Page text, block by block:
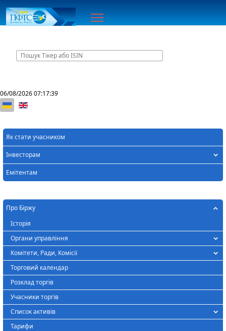
06/08/202607:17:39
Оберіть свою мову
Як стати учасником
Інвесторам
Емітентам
Про Біржу
Історія
Органи управління
Комітети, Ради, Комісії
Торговий календар
Розклад торгів
Учасники торгів
Список активів
Тарифи